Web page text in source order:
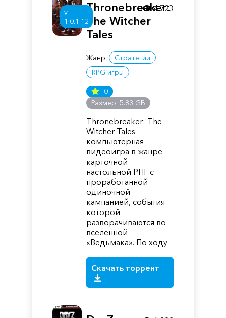
v
1.0.1.12
Thronebreaker:
The Witcher
Tales
Жанр:
Стратегии
RPG игры
0
Размер: 5.83 GB
Thronebreaker: The
Witcher Tales –
компьютерная
видеоигра в жанре
карточной
настольной РПГ с
проработанной
одиночной
кампанией, события
которой
разворачиваются во
вселенной
«Ведьмака». По ходу
Скачать торрент
4 723